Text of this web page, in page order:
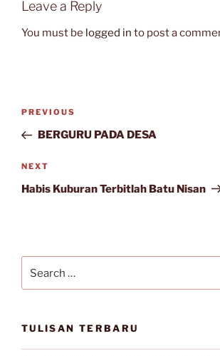
Leave a Reply
You must be logged in to post a
Post
Previous
Post
PREVIOUS
BERGURU PADA DESA
Next
Post
NEXT
Habis Kuburan Terbitlah Batu Nisan
for:
TULISAN TERBARU